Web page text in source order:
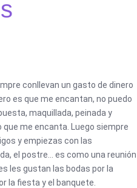
conllevan un gasto de dinero
es que me encantan, no puedo
maquillada, peinada y
me encanta. Luego siempre
y empiezas con las
el postre… es como una reunión
les gustan las bodas por la
la fiesta y el banquete.